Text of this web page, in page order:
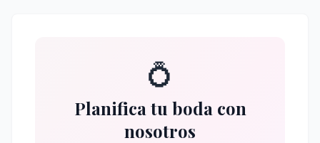
💍
Planifica tu boda con
nosotros